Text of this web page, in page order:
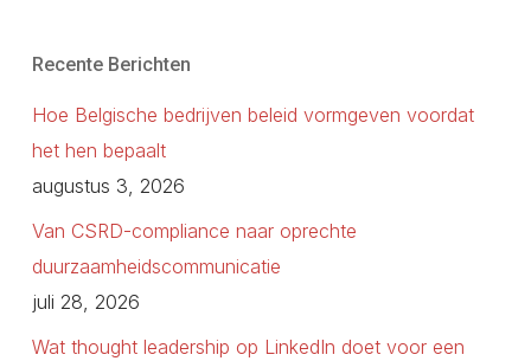
Recente Berichten
Hoe Belgische bedrijven beleid vormgeven voordat
het hen bepaalt
augustus 3, 2026
Van CSRD-compliance naar oprechte
duurzaamheidscommunicatie
juli 28, 2026
Wat thought leadership op LinkedIn doet voor een